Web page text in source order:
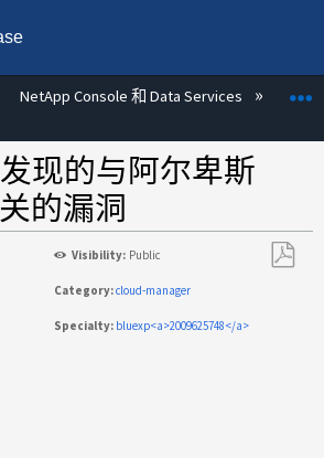
层次
NetApp Console 和 Data Services
现的与阿尔卑斯
的漏洞
Visibility: Public
Category:cloud-manager
Specialty: bluexp<a>2009625748</a>